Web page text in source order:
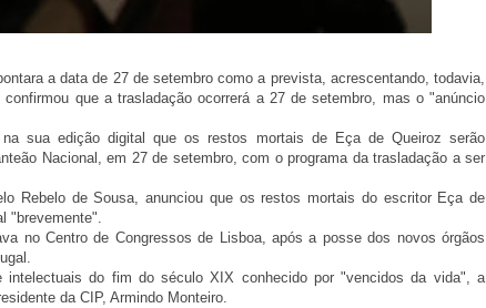
a data de 27 de setembro como a prevista, acrescentando, todavia,
que a trasladação ocorrerá a 27 de setembro, mas o "anúncio
sua edição digital que os restos mortais de Eça de Queiroz serão
Nacional, em 27 de setembro, com o programa da trasladação a ser
Rebelo de Sousa, anunciou que os restos mortais do escritor Eça de
"brevemente".
no Centro de Congressos de Lisboa, após a posse dos novos órgãos
intelectuais do fim do século XIX conhecido por "vencidos da vida", a
da CIP, Armindo Monteiro.